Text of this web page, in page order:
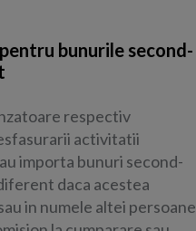
bunurile second-
respectiv
activitatii
importa bunuri second-
daca acestea
in numele altei persoane